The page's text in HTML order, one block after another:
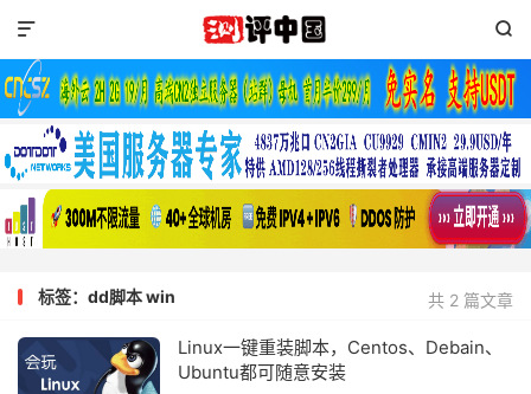


共 2 篇文章
标签：dd脚本 win
Linux一键重装脚本，Centos、Debain、
Ubuntu都可随意安装